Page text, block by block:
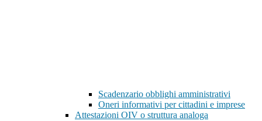
Scadenzario obblighi amministrativi
Oneri informativi per cittadini e imprese
Attestazioni OIV o struttura analoga